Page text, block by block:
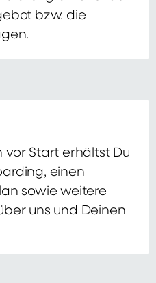
bzw. die
vor Start erhältst Du
einen
sowie weitere
uns und Deinen